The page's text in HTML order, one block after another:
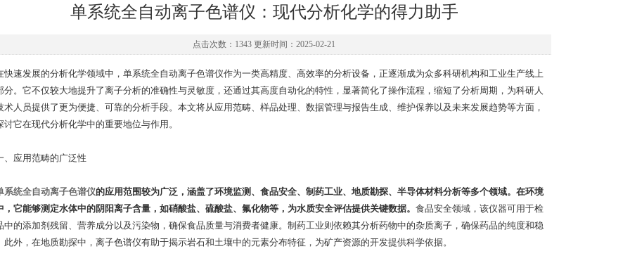
单系统全自动离子色谱仪：现代分析化学的得力助手
点击次数：1343 更新时间：2025-02-21
发展的分析化学领域中，单系统全自动离子色谱仪作为一类高精度、高效率的分析设备，正逐渐成为众多科研机构和工业生产线上
分。它不仅较大地提升了离子分析的准确性与灵敏度，还通过其高度自动化的特性，显著简化了操作流程，缩短了分析周期，为科研人
术人员提供了更为便捷、可靠的分析手段。本文将从应用范畴、样品处理、数据管理与报告生成、维护保养以及未来发展趋势等方面，
讨它在现代分析化学中的重要地位与作用。
应用范畴的广泛性
系统全自动离子色谱仪的应用范围较为广泛，涵盖了环境监测、食品安全、制药工业、地质勘探、半导体材料分析等多个领域。在环境
，它能够测定水体中的阴阳离子含量，如硝酸盐、硫酸盐、氟化物等，为水质安全评估提供关键数据。 食品安全领域，该仪器可用于检
中的添加剂残留、营养成分以及污染物，确保食品质量与消费者健康。制药工业则依赖其分析药物中的杂质离子，确保药品的纯度和稳
此外，在地质勘探中，离子色谱仪有助于揭示岩石和土壤中的元素分布特征，为矿产资源的开发提供科学依据。